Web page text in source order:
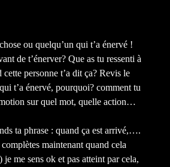
ou quelqu’un qui t’a énervé !
de t’énerver? Que as tu ressenti à
personne t’a dit ça? Revis le
t’a énervé, pourquoi? comment tu
sur quel mot, quelle action…
ta phrase : quand ça est arrivé,….
maintenant quand cela
je me sens ok et pas atteint par cela,